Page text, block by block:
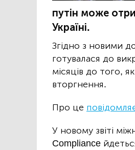
путін може
Україні.
Згідно з новими
готувалася до
місяців до того,
вторгнення.
Про це
У новому звіті
Compliance